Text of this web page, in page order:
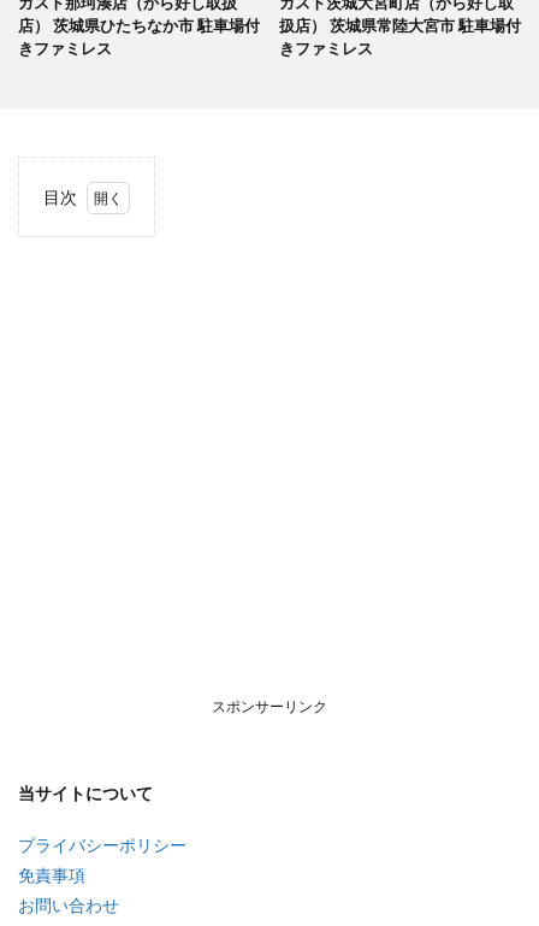
店） 茨城県ひたちなか市 駐車場付
きファミレス
扱店） 茨城県常陸大宮市 駐車場付
きファミレス
目次
スポンサーリンク
当サイトについて
プライバシーポリシー
免責事項
お問い合わせ